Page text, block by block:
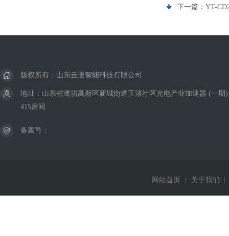
下一篇： YT-
版权所有：山东云唐智能科技有限公司
地址：山东省潍坊高新区新城街道玉清社区光电产业加速器 (一期
415房间
备案号：
网站首页 关于我们